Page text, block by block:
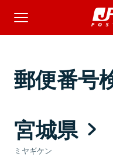
郵便番号
宮城県
ミヤギケン